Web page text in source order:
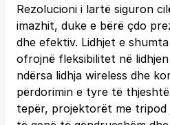
Rezolucioni i lartë siguron
imazhit, duke e bërë çdo
dhe efektiv. Lidhjet e
ofrojnë fleksibilitet në
ndërsa lidhja wireless dhe
përdorimin e tyre të
tepër, projektorët me tripod